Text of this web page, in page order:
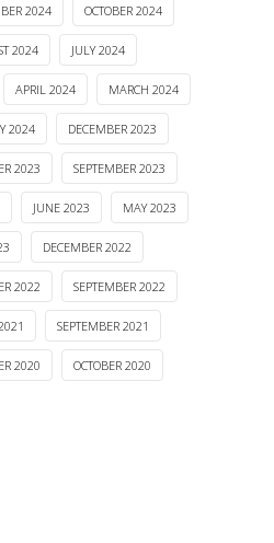
2024 OCTOBER 2024
2024 JULY 2024
APRIL 2024 MARCH 2024
2024 DECEMBER 2023
2023 SEPTEMBER 2023
JUNE 2023 MAY 2023
DECEMBER 2022
2022 SEPTEMBER 2022
SEPTEMBER 2021
2020 OCTOBER 2020